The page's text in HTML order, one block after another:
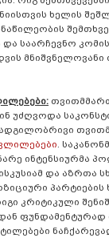
ხელის
საარჩევნო
მნიშვნელოვანი
უძღვოდა
ადგილობრივი
.
ინტენსიურმა
და აზრთა
კრიტიკული
ფუნდამენტურად